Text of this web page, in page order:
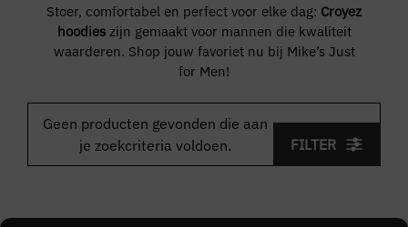
Stoer, comfortabel en perfect voor elke dag: Croyez
hoodieszijn gemaakt voor mannen die kwaliteit
waarderen. Shop jouw favoriet nu bij Mike’s Just
for Men!
FILTER
Geen producten gevonden die aan
je zoekcriteria voldoen.